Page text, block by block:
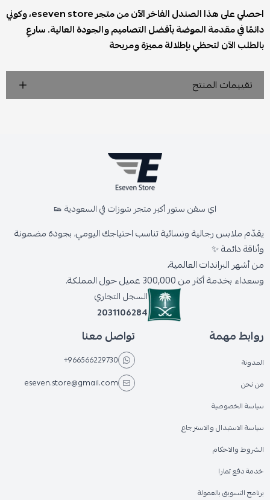
احصلي على هذا الصندل الفاخر الآن من متجر eseven store، وكوني
دائمًا في مقدمة الموضة بأفضل التصاميم والجودة العالية. سارعِ
بالطلب الآن لتحظي بإطلالة مميزة ومريحة
تقييمات المنتج
اي سفن ستور أكبر متجر شوزات في السعودية 👟
يقدّم ملابس رجالية ونسائية تناسب احتياجك اليومي، بجودة مضمونة
وأناقة دائمة ✨
من أشهر البراندات العالمية،
وسعداء بخدمة أكثر من 300,000 عميل حول المملكة.
السجل التجاري
2031106284
روابط مهمة
المدونة
من نحن
سياسة الخصوصية
سياسة الاستبدال والاسترجاع
الشروط والاحكام
خدمة دفع تمارا
برنامج التسويق بالعمولة
تواصل معنا
+966566229730
eseven.store@gmail.com